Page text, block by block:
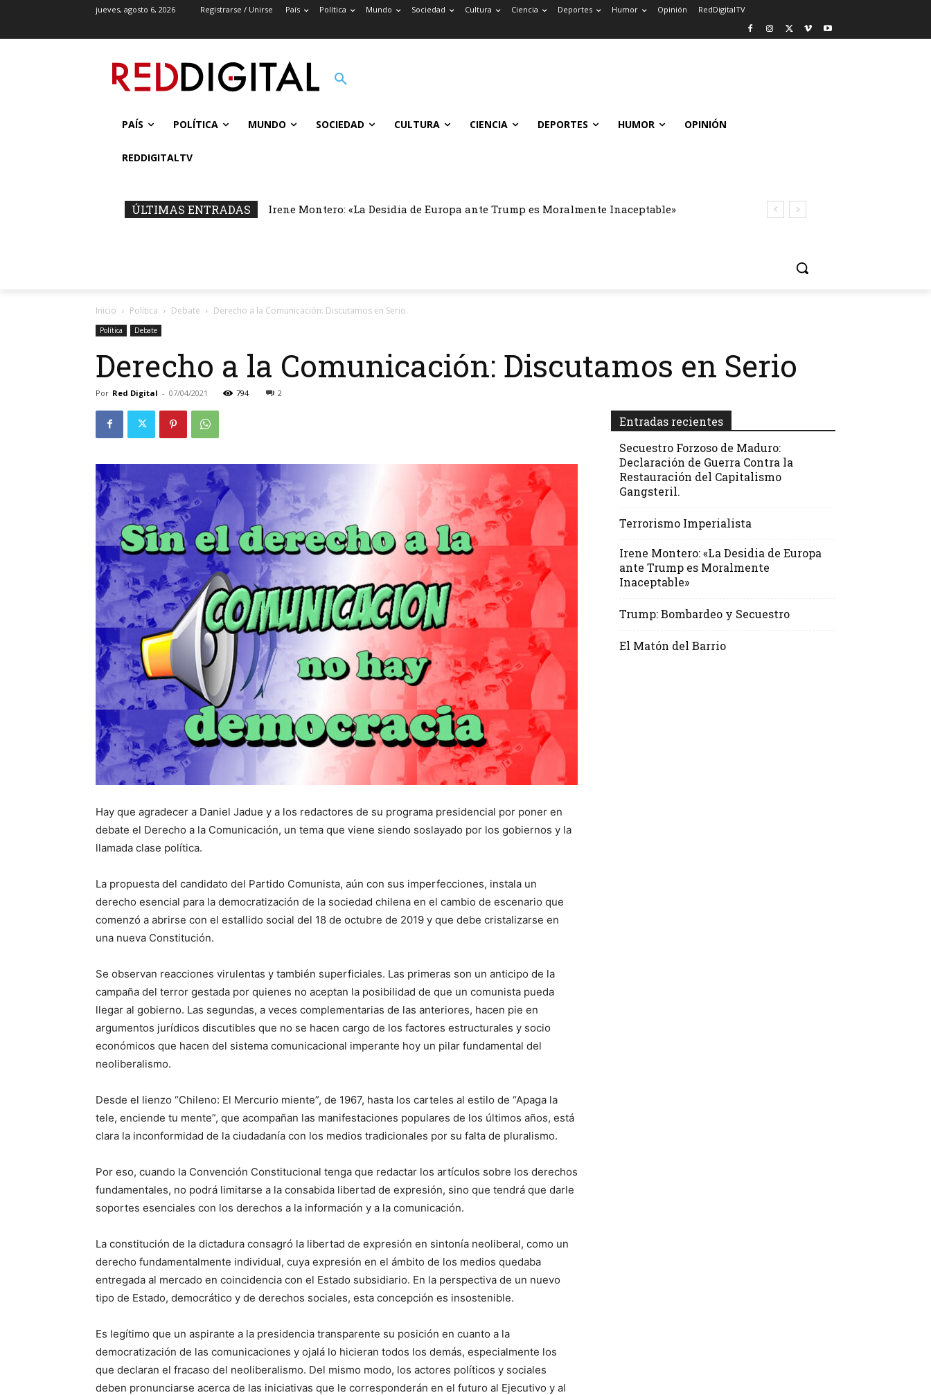
jueves, agosto 6, 2026 Registrarse / Unirse País Política Mundo Sociedad Cultura Ciencia Deportes Humor Opinión RedDigitalTV
PAÍS POLÍTICA MUNDO SOCIEDAD CULTURA CIENCIA DEPORTES HUMOR OPINIÓN
REDDIGITALTV
ÚLTIMAS ENTRADAS Irene Montero: «La Desidia de Europa ante Trump es Moralmente Inaceptable»
Inicio Política Debate Derecho a la Comunicación: Discutamos en Serio
Política Debate
Derecho a la Comunicación: Discutamos en Serio
Por Red Digital - 07/04/2021 794 2
Hay que agradecer a Daniel Jadue y a los redactores de su programa presidencial por poner en
debate el Derecho a la Comunicación, un tema que viene siendo soslayado por los gobiernos y la
llamada clase política.
La propuesta del candidato del Partido Comunista, aún con sus imperfecciones, instala un
derecho esencial para la democratización de la sociedad chilena en el cambio de escenario que
comenzó a abrirse con el estallido social del 18 de octubre de 2019 y que debe cristalizarse en
una nueva Constitución.
Se observan reacciones virulentas y también superficiales. Las primeras son un anticipo de la
campaña del terror gestada por quienes no aceptan la posibilidad de que un comunista pueda
llegar al gobierno. Las segundas, a veces complementarias de las anteriores, hacen pie en
argumentos jurídicos discutibles que no se hacen cargo de los factores estructurales y socio
económicos que hacen del sistema comunicacional imperante hoy un pilar fundamental del
neoliberalismo.
Desde el lienzo “Chileno: El Mercurio miente”, de 1967, hasta los carteles al estilo de “Apaga la
tele, enciende tu mente”, que acompañan las manifestaciones populares de los últimos años, está
clara la inconformidad de la ciudadanía con los medios tradicionales por su falta de pluralismo.
Por eso, cuando la Convención Constitucional tenga que redactar los artículos sobre los derechos
fundamentales, no podrá limitarse a la consabida libertad de expresión, sino que tendrá que darle
soportes esenciales con los derechos a la información y a la comunicación.
La constitución de la dictadura consagró la libertad de expresión en sintonía neoliberal, como un
derecho fundamentalmente individual, cuya expresión en el ámbito de los medios quedaba
entregada al mercado en coincidencia con el Estado subsidiario. En la perspectiva de un nuevo
tipo de Estado, democrático y de derechos sociales, esta concepción es insostenible.
Es legítimo que un aspirante a la presidencia transparente su posición en cuanto a la
democratización de las comunicaciones y ojalá lo hicieran todos los demás, especialmente los
que declaran el fracaso del neoliberalismo. Del mismo modo, los actores políticos y sociales
deben pronunciarse acerca de las iniciativas que le corresponderán en el futuro al Ejecutivo y al
Entradas recientes
Secuestro Forzoso de Maduro:
Declaración de Guerra Contra la
Restauración del Capitalismo
Gangsteril.
Terrorismo Imperialista
Irene Montero: «La Desidia de Europa
ante Trump es Moralmente
Inaceptable»
Trump: Bombardeo y Secuestro
El Matón del Barrio